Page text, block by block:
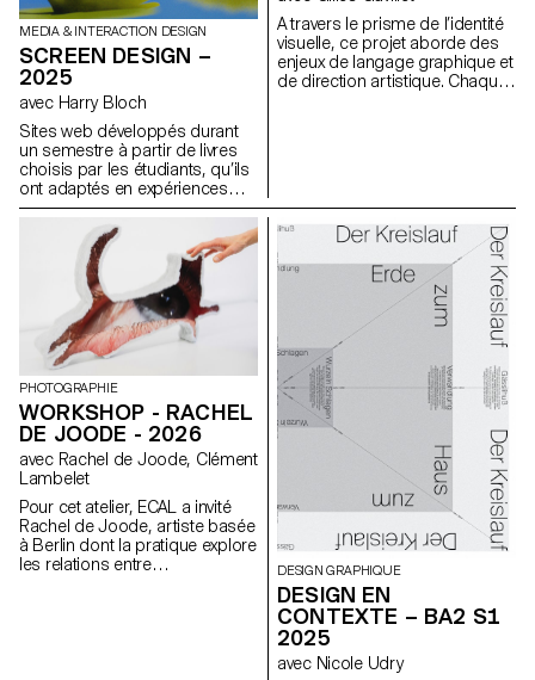
MEDIA & INTERACTION DESIGN
SCREEN DESIGN –
2025
avec Harry Bloch
Sites web développés durant
un semestre à partir de livres
choisis par les étudiants, qu’ils
ont adaptés en expériences
web, dans le cadre du cours
de Screen Design de Harry
Bloch, deuxième année
Bachelor Communication
A travers le prisme de l’identité
visuelle, ce projet aborde des
enjeux de langage graphique et
de direction artistique. Chaque
PHOTOGRAPHIE
WORKSHOP - RACHEL
DE JOODE - 2026
avec Rachel de Joode, Clément
Lambelet
Pour cet atelier, ECAL a invité
Rachel de Joode, artiste basée
à Berlin dont la pratique explore
les relations entre
DESIGN GRAPHIQUE
DESIGN EN
CONTEXTE – BA2 S1
2025
avec Nicole Udry